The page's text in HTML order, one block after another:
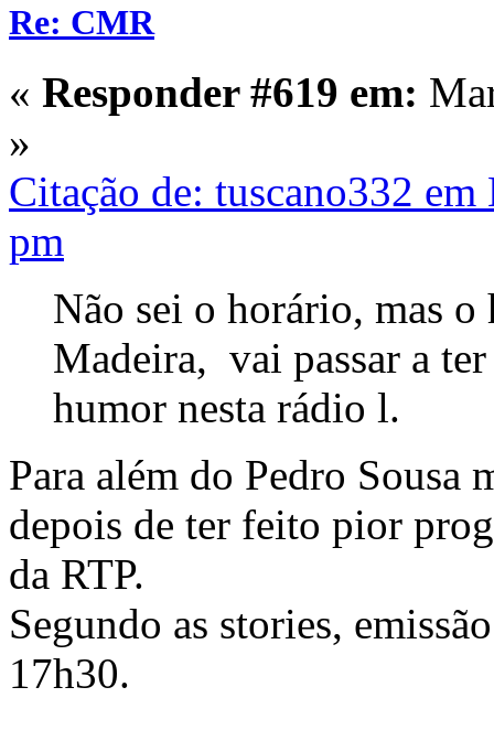
Re: CMR
« Responder #619 em:
»
Citação de: tuscano332
pm
Não sei o horário, mas o
Madeira, vai passar a
humor nesta rádio l.
Para além do Pedro Sousa
depois de ter feito pior
da RTP.
Segundo as stories,
17h30.